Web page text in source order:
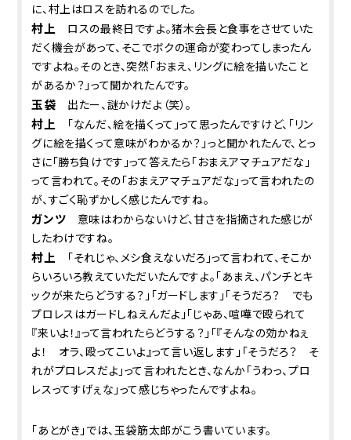
に、村上はロスを訪れるのでした。
村上 ロスの最終日ですよ。猪木会長と食事をさせていた
だく機会があって、そこでボクの運命が変わってしまったん
ですよね。そのとき、突然「おまえ、リングに絵を描いたこと
があるか？」って聞かれたんです。
玉袋 出たー、謎かけだよ（笑）。
村上 「なんだ、絵を描くって」って思ったんですけど、「リン
グに絵を描くって意味がわかるか？」っと聞かれたんで、とっ
さに「勝ち負けです」って答えたら「おまえアマチュアだな」
って言われて。その「おまえアマチュアだな」って言われたの
が、すごく恥ずかしく感じたんですね。
ガンツ 意味はわからないけど、甘さを指摘された感じが
したわけですね。
村上 「それじゃ、メシ食えないだろ」って言われて、そこか
らいろいろ教えていただいたんですよ。「あまえ、パンチとキ
ックが来たらどうする？」「ガードします」「そうだろ？ でも
プロレスはガードしねえんだよ」「じゃあ、喧嘩で殴られて
『来いよ！』って言われたらどうする？」「『そんなの効かねぇ
よ！ オラ、殴ってこいよ』って言い返します」「そうだろ？ そ
れがプロレスだよ」って言われたとき、なんか「うわっ、プロ
レスってすげぇな」って感じちゃったんですよね。
「あとがき」では、玉袋筋太郎がこう書いています。